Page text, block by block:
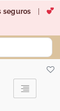
seguros